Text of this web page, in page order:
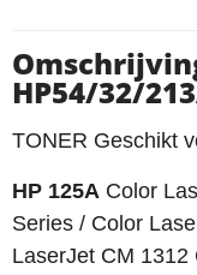
HP54/32/
TONER Geschikt
HP 125A Color
Series / Color
LaserJet CM